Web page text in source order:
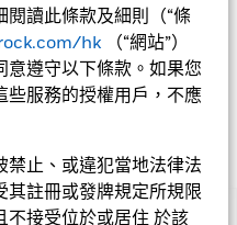
讀此條款及細則（“條
hk （“網站”）
意遵守以下條款。如果您
些服務的授權用戶，不應
禁止、或違犯當地法律法
其註冊或發牌規定所規限
不接受位於或居住 於該
至 2026年8月7日
0.20 (0.61%)